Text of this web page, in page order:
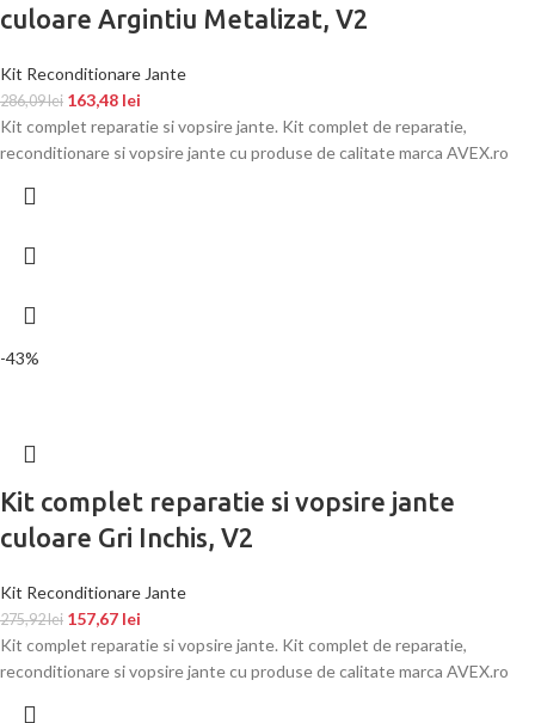
culoare Argintiu Metalizat, V2
Kit Reconditionare Jante
286,09lei 163,48 lei
Kit complet reparatie si vopsire jante. Kit complet de reparatie,
reconditionare si vopsire jante cu produse de calitate marca AVEX.ro
-43%
Kit complet reparatie si vopsire jante
culoare Gri Inchis, V2
Kit Reconditionare Jante
275,92lei 157,67 lei
Kit complet reparatie si vopsire jante. Kit complet de reparatie,
reconditionare si vopsire jante cu produse de calitate marca AVEX.ro